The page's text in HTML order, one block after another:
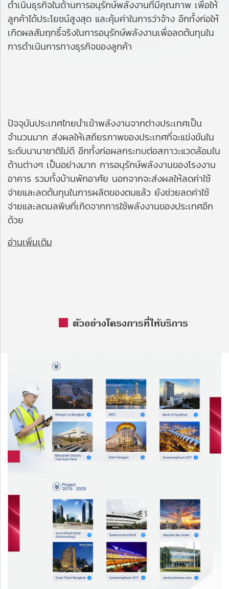
ดำเนินธุรกิจในด้านการอนุรักษ์พลังงานที่มีคุณภาพ เพื่อให้
ลูกค้าได้ประโยชน์สูงสุด และคุ้มค่าในการว่าจ้าง อีกทั้งก่อให้
เกิดผลสัมฤทธิ์จริงในการอนุรักษ์พลังงานเพื่อลดต้นทุนใน
การดำเนินการทางธุรกิจของลูกค้า
ปัจจุบันประเทศไทยนำเข้าพลังงานจากต่างประเทศเป็น
จำนวนมาก ส่งผลให้เสถียรภาพของประเทศที่จะแข่งขันใน
ระดับนานาชาติไม่ดี อีกทั้งก่อผลกระทบต่อสภาวะแวดล้อมใน
ด้านต่างๆ เป็นอย่างมาก การอนุรักษ์พลังงานของโรงงาน
อาคาร รวมทั้งบ้านพักอาศัย นอกจากจะส่งผลให้ลดค่าใช้
จ่ายและลดต้นทุนในการผลิตของตนแล้ว ยังช่วยลดค่าใช้
จ่ายและลดมลพิษที่เกิดจากการใช้พลังงานของประเทศอีก
ด้วย
อ่านเพิ่มเติม